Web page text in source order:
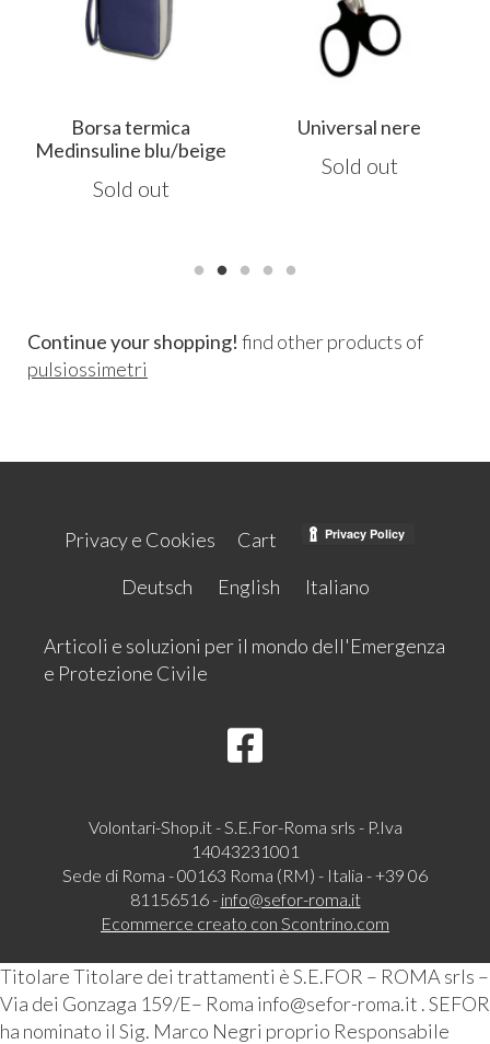
Borsa termica
Medinsuline blu/beige
Sold out
Universal nere
Sold out
Continue your shopping! find other products of
pulsiossimetri
Privacy e Cookies
Cart
Deutsch
English Italiano
Articoli e soluzioni per il mondo dell'Emergenza
e Protezione Civile
Volontari-Shop.it - S.E.For-Roma srls - P.Iva
14043231001
Sede di Roma - 00163 Roma (RM) - Italia - +39 06
81156516 - info@sefor-roma.it
Ecommerce creato con Scontrino.com
Titolare Titolare dei trattamenti è S.E.FOR – ROMA srls –
Via dei Gonzaga 159/E– Roma info@sefor-roma.it . SEFOR
ha nominato il Sig. Marco Negri proprio Responsabile